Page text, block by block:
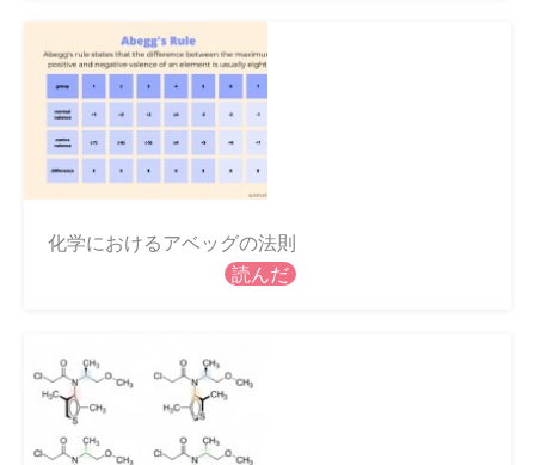
化学におけるアベッグの法則
読んだ